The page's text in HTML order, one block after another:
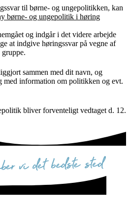
til børne- og ungepolitikken, kan
børne- og ungepolitik i høring
og indgår i det videre arbejde
at indgive høringssvar på vegne af
sammen med dit navn, og
med information om politikken og evt.
bliver forventeligt vedtaget d. 12.
sted